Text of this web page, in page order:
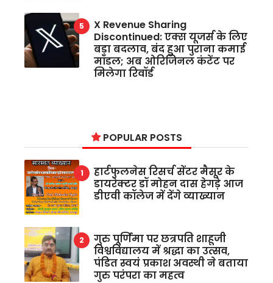
X Revenue Sharing
Discontinued: एक्स यूजर्स के लिए
बड़ा बदलाव, बंद हुआ पुराना कमाई
मॉडल; अब ओरिजिनल कंटेंट पर
मिलेगा रिवॉर्ड
POPULAR POSTS
हार्टफुलनेस रिसर्च सेंटर मैसूर के
डायरेक्टर डॉ मोहन दास हेगड़े आज
डीएवी कॉलेज में देंगे व्याख्यान
गुरु पूर्णिमा पर छत्रपति शाहूजी
विश्वविद्यालय में श्रद्धा का उत्सव,
पंडित स्वयं प्रकाश अवस्थी ने बताया
गुरु परंपरा का महत्व